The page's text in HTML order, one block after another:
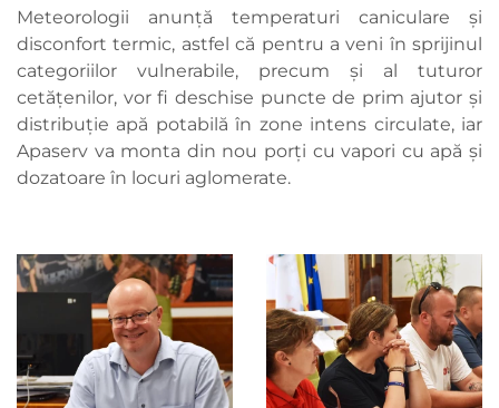
Meteorologii anunță temperaturi caniculare și
disconfort termic, astfel că pentru a veni în sprijinul
categoriilor vulnerabile, precum și al tuturor
cetățenilor, vor fi deschise puncte de prim ajutor și
distribuție apă potabilă în zone intens circulate, iar
Apaserv va monta din nou porți cu vapori cu apă și
dozatoare în locuri aglomerate.